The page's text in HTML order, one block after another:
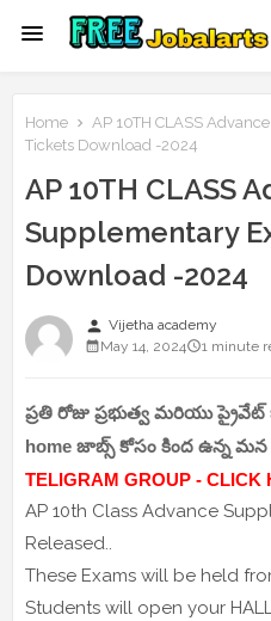
Home
AP 10TH CLASS
Tickets Download -2024
AP 10TH CLASS
Supplementary
Download -2024
person Vijetha academy
May 14, 2024
1 minute
ప్రతి రోజు ప్రభుత్వ మరియు
home జాబ్స్ కోసం కింద ఉన్న
TELIGRAM GROUP - CLICK
AP 10th Class Advance
Released..
These Exams will be held
Students will open your